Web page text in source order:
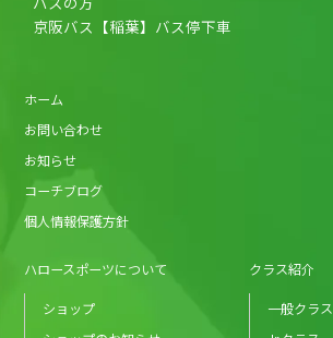
京阪バス【稲葉】バス停下車
ホーム
お問い合わせ
お知らせ
コーチブログ
個人情報保護方針
ハロースポーツについて
ショップ
クラス紹介
一般クラス